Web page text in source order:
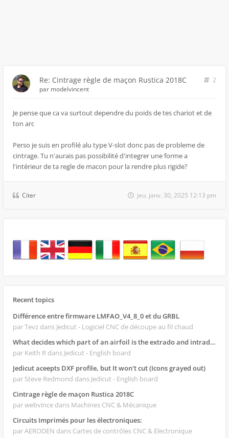
Re: Cintrage règle de maçon Rustica 2018C
2
par modelvincent
Je pense que ca va surtout dependre du poids de tes chariot et de
ton arc
Perso je suis en profilé alu type V-slot donc pas de probleme de
cintrage. Tu n'aurais pas possibilité d'integrer une forme a
l'intérieur de ta regle de macon pour la rendre plus rigide?
Citer jeu. janv. 30, 2025 12:13 pm
Recent topics
Différence entre firmware LMFAO_V4_8_0 et du GRBL
par Tevz dans Jedicut - Logiciel CNC de découpe au fil chaud
What decides which part of an airfoil is the extrado and intrado?
par Keith R dans Jedicut - English board
Jedicut aceepts DXF profile, but It won't cut (Icons grayed out)
par Steve Redmond dans Jedicut - English board
Cintrage règle de maçon Rustica 2018C
par webvince dans Machines CNC & Mécanique
Circuits Imprimés pour les électroniques:
par AERODEN dans Cartes de contrôles CNC & Electronique